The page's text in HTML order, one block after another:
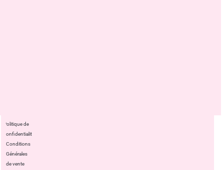
Politique de
confidentialité
Conditions
Générales
de vente